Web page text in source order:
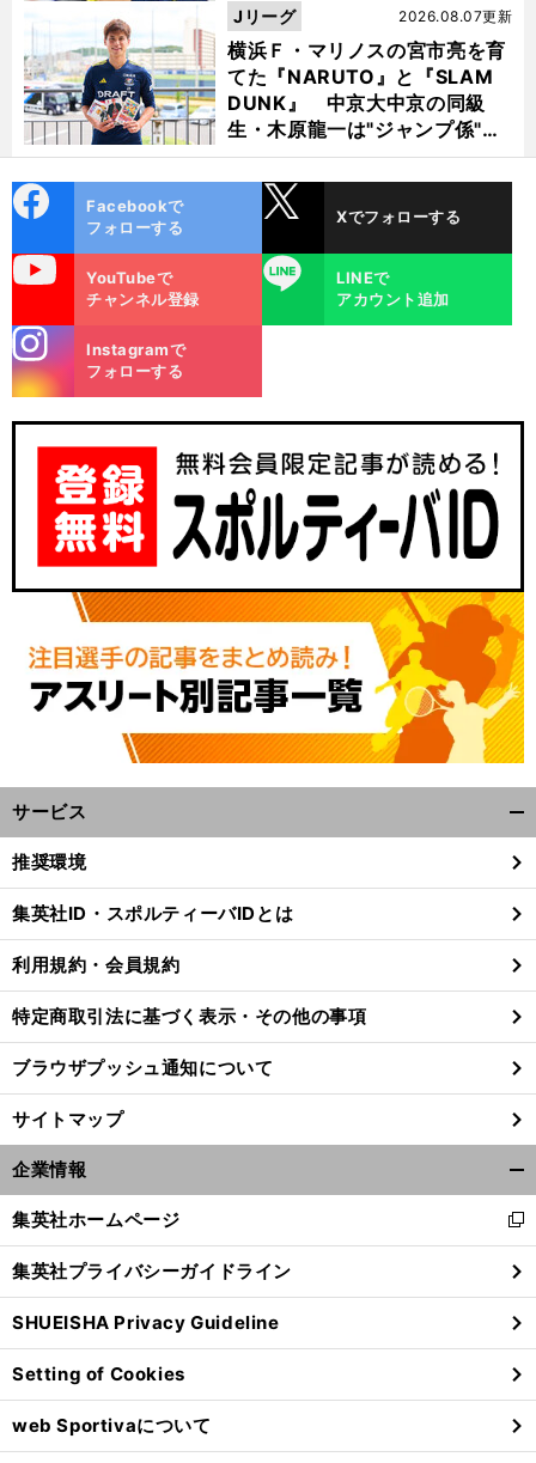
横浜Ｆ・マリノスの宮市亮を育
てた『NARUTO』と『SLAM
DUNK』 中京大中京の同級
生・木原龍一は"ジャンプ係"だ
った
2026.08.07更新
Jリーグ
ok
Facebookで
フォローする
Xでフォローする
YouTubeで
チャンネル登録
LINE
LINEで
アカウント追加
m
Instagramで
フォローする
サービス
閉
る
推奨環境
集英社ID・スポルティーバIDとは
利用規約・会員規約
特定商取引法に基づく表示・その他の事項
ブラウザプッシュ通知について
サイトマップ
企業情報
閉
る
集英社ホームページ
新
し
い
ウ
ィ
ン
ド
ウ
で
開
集英社プライバシーガイドライン
SHUEISHA Privacy Guideline
Setting of Cookies
web Sportivaについて